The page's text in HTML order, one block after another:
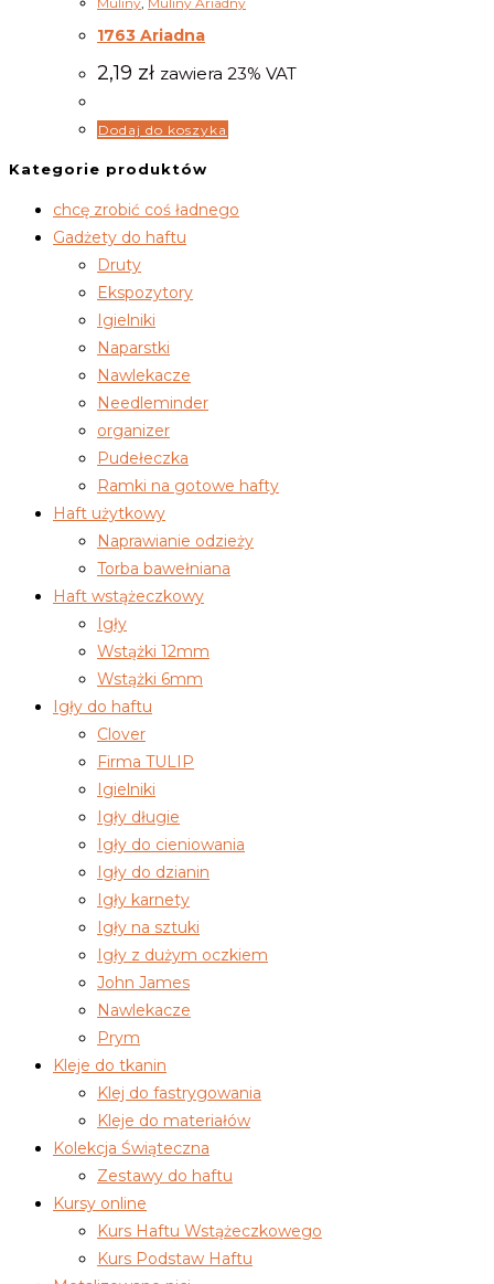
1763 Ariadna
2,19 zł zawiera 23% VAT
Dodaj do koszyka
Kategorie produktów
chcę zrobić coś ładnego
Gadżety do haftu
Druty
Ekspozytory
Igielniki
Naparstki
Nawlekacze
Needleminder
organizer
Pudełeczka
Ramki na gotowe hafty
Haft użytkowy
Naprawianie odzieży
Torba bawełniana
Haft wstążeczkowy
Igły
Wstążki 12mm
Wstążki 6mm
Igły do haftu
Clover
Firma TULIP
Igielniki
Igły długie
Igły do cieniowania
Igły do dzianin
Igły karnety
Igły na sztuki
Igły z dużym oczkiem
John James
Nawlekacze
Prym
Kleje do tkanin
Klej do fastrygowania
Kleje do materiałów
Kolekcja Świąteczna
Zestawy do haftu
Kursy online
Kurs Haftu Wstążeczkowego
Kurs Podstaw Haftu